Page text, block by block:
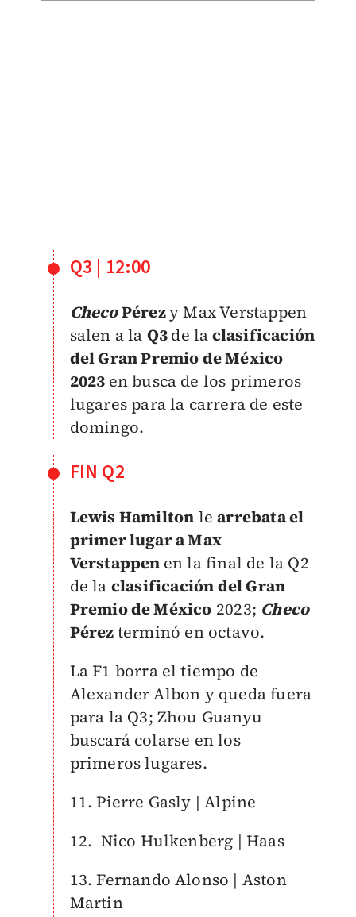
Q3 | 12:00
ChecoPérezy Max Verstappen
salen a la Q3de laclasificación
del Gran Premio de México
2023 en busca de los primeros
lugares para la carrera de este
domingo.
FIN Q2
Lewis Hamilton learrebata el
primer lugar a Max
Verstappen en la final de la Q2
de la clasificación del Gran
Premio de México 2023; Checo
Pérezterminó en octavo.
La F1 borra el tiempo de
Alexander Albon y queda fuera
para la Q3; Zhou Guanyu
buscará colarse en los
primeros lugares.
11. Pierre Gasly | Alpine
12. Nico Hulkenberg | Haas
13. Fernando Alonso | Aston
Martin